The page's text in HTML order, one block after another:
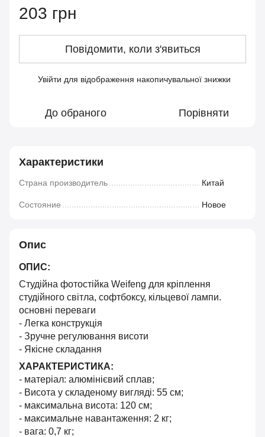
203 грн
Повідомити, коли з'явиться
Увійти для відображення накопичувальної знижки
До обраного Порівняти
Характеристики
Страна производитель Китай
Состояние Новое
Опис
ОПИС:
Студійна фотостійка Weifeng для кріплення
студійного світла, софтбоксу, кільцевої лампи.
основні переваги
- Легка конструкція
- Зручне регулювання висоти
- Якісне складання
ХАРАКТЕРИСТИКА:
- матеріал: алюмінієвий сплав;
- Висота у складеному вигляді: 55 см;
- максимальна висота: 120 см;
- максимальне навантаження: 2 кг;
- вага: 0,7 кг;